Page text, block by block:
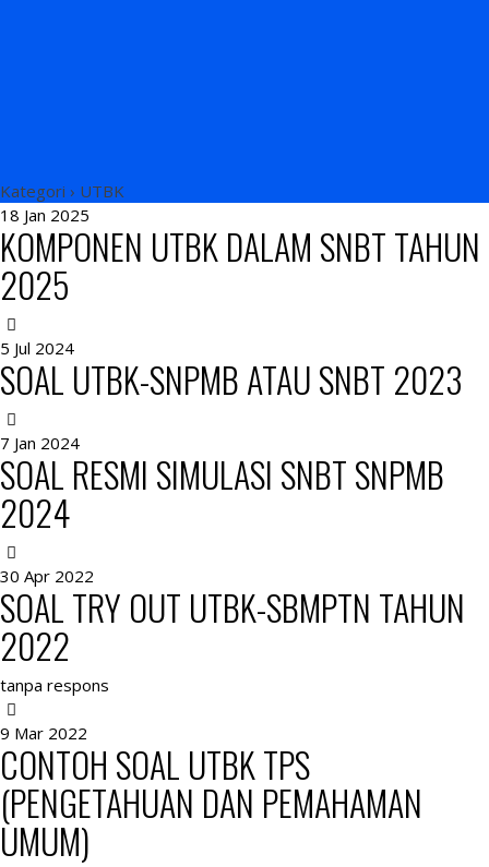
Kategori › UTBK
18 Jan 2025
KOMPONEN UTBK DALAM SNBT TAHUN
2025
5 Jul 2024
SOAL UTBK-SNPMB ATAU SNBT 2023
7 Jan 2024
SOAL RESMI SIMULASI SNBT SNPMB
2024
30 Apr 2022
SOAL TRY OUT UTBK-SBMPTN TAHUN
2022
tanpa respons
9 Mar 2022
CONTOH SOAL UTBK TPS
(PENGETAHUAN DAN PEMAHAMAN
UMUM)